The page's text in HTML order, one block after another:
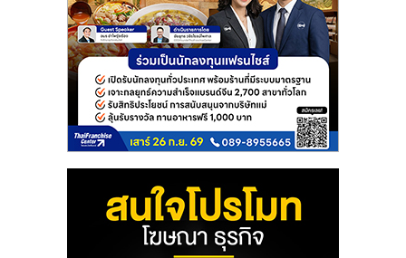
ไชส์
ขาย
หน้า
บ้าน
ลงทุน